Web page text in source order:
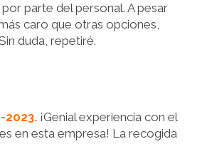
parte del personal. A pesar
caro que otras opciones,
duda, repetiré.
2023. ¡Genial experiencia con el
en esta empresa! La recogida